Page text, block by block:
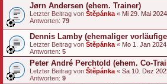
Jørn Andersen (ehem. Trainer)
Letzter Beitrag von Štěpánka « Mi 29. Mai
Antworten: 79
Dennis Lamby (ehemaliger
Letzter Beitrag von Štěpánka « Mo 1. Jan
Antworten: 5
Peter André Perchtold (ehem. Co-
Letzter Beitrag von Štěpánka « Sa 10. Dez
Antworten: 9